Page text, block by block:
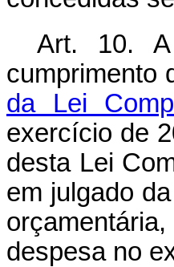
Art. 10.
cumprimento
da Lei
exercício de
desta Lei
em julgado
despesa no